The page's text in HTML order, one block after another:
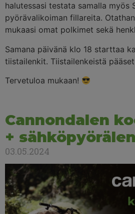
halutessasi testata samalla myös
pyörävalikoiman fillareita.
mukaasi omat polkimet sekä
Samana päivänä klo 18 starttaa
tiistailenkit. Tiistailenkeistä
Tervetuloa mukaan!
Cannondalen
+
03.05.2024